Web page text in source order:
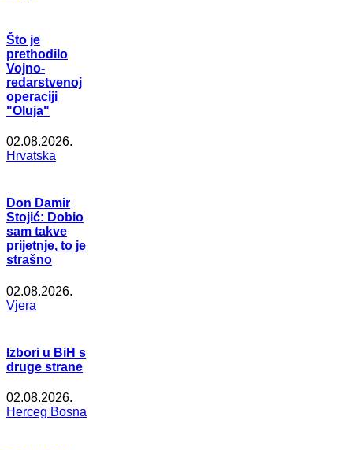
Što je
prethodilo
Vojno-
redarstvenoj
operaciji
"Oluja"
02.08.2026.
Hrvatska
Don Damir
Stojić: Dobio
sam takve
prijetnje, to je
strašno
02.08.2026.
Vjera
Izbori u BiH s
druge strane
02.08.2026.
Herceg Bosna